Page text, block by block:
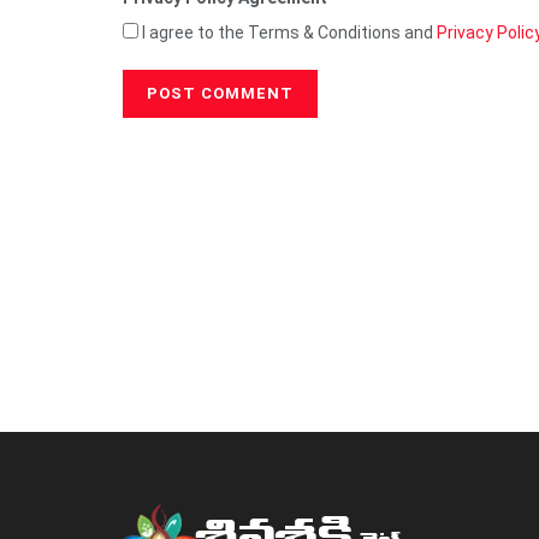
I agree to the Terms & Conditions and Privacy